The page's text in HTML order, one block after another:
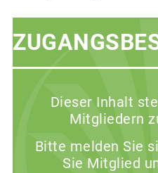
Dieser Inhalt
Mitgliedern
Bitte melden Sie
Sie Mitglied